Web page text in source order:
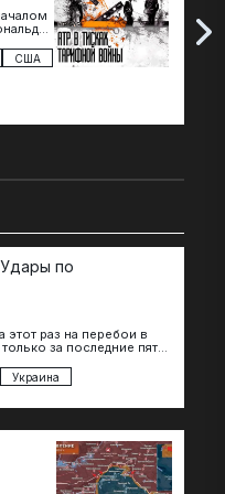
США
The
по
этот раз на перебои в
за последние пять
Украина